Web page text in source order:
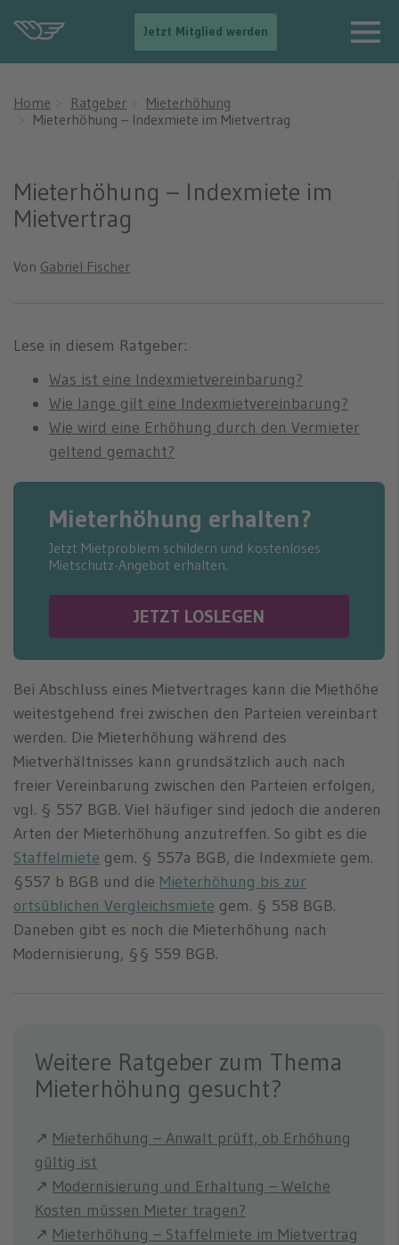
Jetzt Mitglied werden
-
-
>
Home Ratgeber
Mieterhöhung
Mieterhöhung – Indexmiete im Mietvertrag
Mieterhöhung – Indexmiete im
Mietvertrag
Von Gabriel Fischer
Lese in diesem Ratgeber:
Was ist eine Indexmietvereinbarung?
Wie lange gilt eine Indexmietvereinbarung?
Wie wird eine Erhöhung durch den Vermieter
geltend gemacht?
Mieterhöhung erhalten?
Jetzt Mietproblem schildern und kostenloses
Mietschutz-Angebot erhalten.
JETZT LOSLEGEN
Bei Abschluss eines Mietvertrages kann die Miethöhe
weitestgehend frei zwischen den Parteien vereinbart
werden. Die Mieterhöhung während des
Mietverhältnisses kann grundsätzlich auch nach
freier Vereinbarung zwischen den Parteien erfolgen,
vgl. § 557 BGB. Viel häufiger sind jedoch die anderen
Arten der Mieterhöhung anzutreffen. So gibt es die
Staffelmiete gem. § 557a BGB, die Indexmiete gem.
§557 b BGB und die Mieterhöhung bis zur
ortsüblichen Vergleichsmiete gem. § 558 BGB.
Daneben gibt es noch die Mieterhöhung nach
Modernisierung, §§ 559 BGB.
Weitere Ratgeber zum Thema
Mieterhöhung gesucht?
↗ Mieterhöhung – Anwalt prüft, ob Erhöhung
gültig ist
↗ Modernisierung und Erhaltung – Welche
Kosten müssen Mieter tragen?
↗ Mieterhöhung – Staffelmiete im Mietvertrag